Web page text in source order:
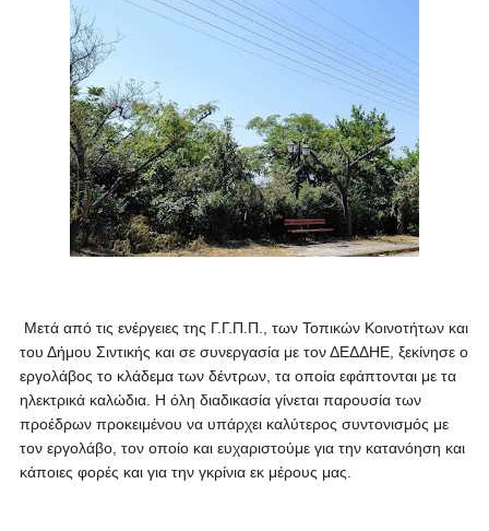
Μετά από τις ενέργειες της Γ.Γ.Π.Π., των Τοπικών Κοινοτήτων και
του Δήμου Σιντικής και σε συνεργασία με τον ΔΕΔΔΗΕ, ξεκίνησε ο
εργολάβος το κλάδεμα των δέντρων, τα οποία εφάπτονται με τα
ηλεκτρικά καλώδια. Η όλη διαδικασία γίνεται παρουσία των
προέδρων προκειμένου να υπάρχει καλύτερος συντονισμός με
τον εργολάβο, τον οποίο και ευχαριστούμε για την κατανόηση και
κάποιες φορές και για την γκρίνια εκ μέρους μας.